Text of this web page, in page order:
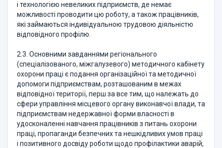
і технологією невеликих підприємств, де немає
можливості проводити цю роботу, а також працівників,
які займаються індивідуальною трудовою діяльністю
відповідного профілю.
2.3. Основними завданнями регіонального
(спеціалізованого, міжгалузевого) методичного кабінету
охорони праці є подання організаційної та методичної
допомоги підприємствам, розташованим в межах
відповідної території, перш за все тим, що належать до
сфери управління місцевого органу виконавчої влади, та
підприємствам недержавної форми власності в
удосконаленні навчання працівників з питань охорони
праці, пропаганди безпечних та нешкідливих умов праці
і позитивного досвіду роботи щодо профілактики аварій,